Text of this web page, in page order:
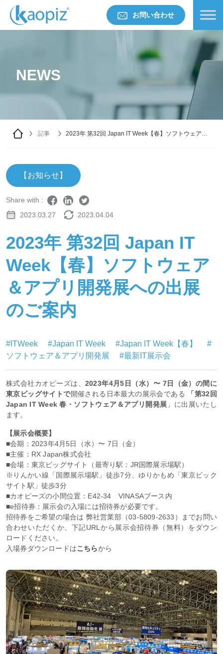
お問い合わせ
NEWS
記事
2023年 第32回 Japan IT Week【春】ソフトウェア＆
【お知らせ】
Share with :
2023.03.27
2023.04.04
2023年 第32回 Japan IT
Week【春】ソフトウェア
＆アプリ開発展への出展
のご案内
#ITWeek #Japan IT Week #Japan IT Week【春】
#
ソフトウェア＆アプリ開発展
#最新IT展示会
株式会社カオピーズは、2023年4月5日（水）〜 7日（金）の間に
東京ビッグサイトで開催される日本最大の展示会である
「第32回
Japan IT Week 春・ソフトウェア＆アプリ開発展 」に出展いたし
ます。
【展示会概要】
■会期：2023年4月5日（水）〜 7日（金）
■主催：RX Japan株式会社
■会場：東京ビッグサイト（最寄り駅：JR国際展示場駅）
※りんかい線「国際展示場駅」徒歩7分、ゆりかもめ「東京ビック
サイト駅」徒歩3分
■カオピーズの小間位置：E42-34 VINASAブース内
■e招待券：展示会の入場には招待券が必要です。
招待券をご希望の場合は 弊社営業部（03-5809-2633）までお問い
合わせいただくか、下記URLから展示会招待券（無料）をダウン
ロードください。
入場券ダウンロードはこちらから